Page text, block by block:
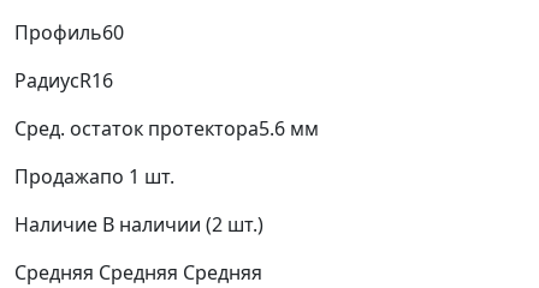
Профиль60
РадиусR16
Сред. остаток протектора5.6 мм
Продажапо 1 шт.
Наличие В наличии (2 шт.)
Средняя Средняя Средняя